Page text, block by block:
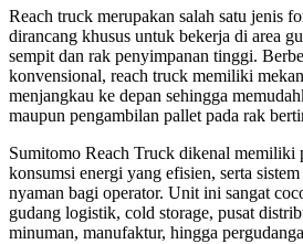
Reach truck merupakan salah satu jenis
dirancang khusus untuk bekerja di area
sempit dan rak penyimpanan tinggi.
konvensional, reach truck memiliki
menjangkau ke depan sehingga
maupun pengambilan pallet pada rak
Sumitomo Reach Truck dikenal memiliki
konsumsi energi yang efisien, serta
nyaman bagi operator. Unit ini sangat
gudang logistik, cold storage, pusat
minuman, manufaktur, hingga